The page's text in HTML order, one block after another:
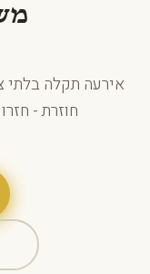
אירעה תקלה בלתי
חוזרת -